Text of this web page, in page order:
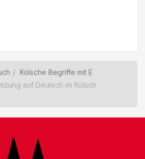
Kölsche Begriffe mit E
auf Deutsch im Kölsch